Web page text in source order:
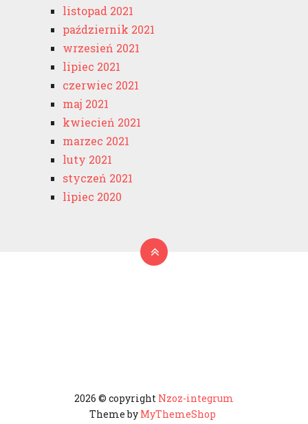
listopad 2021
październik 2021
wrzesień 2021
lipiec 2021
czerwiec 2021
maj 2021
kwiecień 2021
marzec 2021
luty 2021
styczeń 2021
lipiec 2020
2026 © copyright Nzoz-integrum
Theme by MyThemeShop